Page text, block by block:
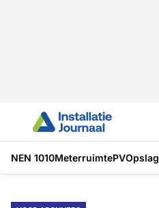
NEN 1010MeterruimtePVOpslag